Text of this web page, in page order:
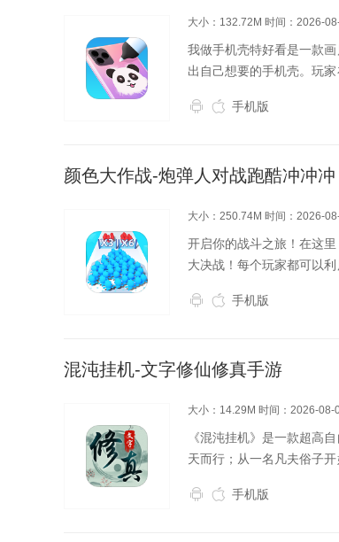
大小：132.72M 时间：2026-
我做手机壳特好看是一款
出自己想要的手机壳。玩
手机版
颜色大作战-炮弹人对战跑酷冲冲冲
大小：250.74M 时间：2026-
开启你的战斗之旅！在这
大决战！每个玩家都可以
一场简单的行动，而是一
玩家增加士兵，并且...
手机版
混沌挂机-文字修仙修真手游
大小：14.29M 时间：2026-08-
《混沌挂机》是一款超高
天而行；从一名凡夫俗子
涉足到关于修真的更多知
景，获得更强大的力...
手机版